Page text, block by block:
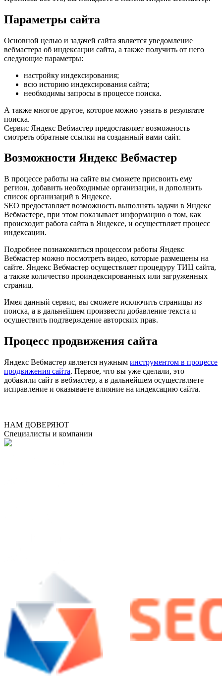
Параметры сайта
Основной целью и задачей сайта является уведомление
вебмастера об индексации сайта, а также получить от него
следующие параметры:
настройку индексирования;
всю историю индексирования сайта;
необходимы запросы в процессе поиска.
А также многое другое, которое можно узнать в результате
поиска.
Сервис Яндекс Вебмастер предоставляет возможность
смотреть обратные ссылки на созданный вами сайт.
Возможности Яндекс Вебмастер
В процессе работы на сайте вы сможете присвоить ему
регион, добавить необходимые организации, и дополнить
список организаций в Яндексе.
SEO предоставляет возможность выполнять задачи в Яндекс
Вебмастере, при этом показывает информацию о том, как
происходит работа сайта в Яндексе, и осуществляет процесс
индексации.
Подробнее познакомиться процессом работы Яндекс
Вебмастер можно посмотреть видео, которые размещены на
сайте. Яндекс Вебмастер осуществляет процедуру ТИЦ сайта,
а также количество проиндексированных или загруженных
страниц.
Имея данный сервис, вы сможете исключить страницы из
поиска, а в дальнейшем произвести добавление текста и
осуществить подтверждение авторских прав.
Процесс продвижения сайта
Яндекс Вебмастер является нужным инструментом в процессе
продвижения сайта. Первое, что вы уже сделали, это
добавили сайт в вебмастер, а в дальнейшем осуществляете
исправление и оказываете влияние на индексацию сайта.
НАМ ДОВЕРЯЮТ
Специалисты и компании